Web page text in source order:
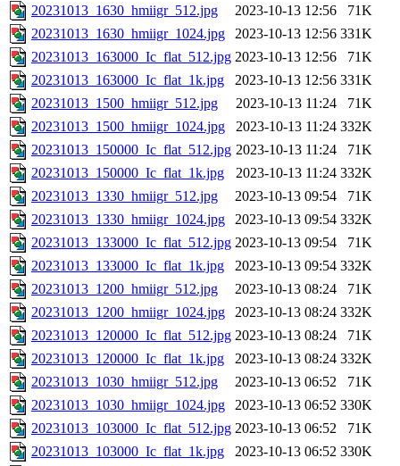
20231013_1630_hmiigr_512.jpg
2023-10-13 12:56
71K
20231013_1630_hmiigr_1024.jpg
2023-10-13 12:56 331K
20231013_163000_Ic_flat_512.jpg 2023-10-13 12:56
71K
20231013_163000_Ic_flat_1k.jpg
2023-10-13 12:56 331K
20231013_1500_hmiigr_512.jpg
2023-10-13 11:24
71K
20231013_1500_hmiigr_1024.jpg
2023-10-13 11:24 332K
20231013_150000_Ic_flat_512.jpg 2023-10-13 11:24
71K
20231013_150000_Ic_flat_1k.jpg
2023-10-13 11:24 332K
20231013_1330_hmiigr_512.jpg
2023-10-13 09:54
71K
20231013_1330_hmiigr_1024.jpg
2023-10-13 09:54 332K
20231013_133000_Ic_flat_512.jpg 2023-10-13 09:54
71K
20231013_133000_Ic_flat_1k.jpg
2023-10-13 09:54 332K
20231013_1200_hmiigr_512.jpg
2023-10-13 08:24
71K
20231013_1200_hmiigr_1024.jpg
2023-10-13 08:24 332K
20231013_120000_Ic_flat_512.jpg 2023-10-13 08:24
71K
20231013_120000_Ic_flat_1k.jpg
2023-10-13 08:24 332K
20231013_1030_hmiigr_512.jpg
2023-10-13 06:52
71K
20231013_1030_hmiigr_1024.jpg
2023-10-13 06:52 330K
20231013_103000_Ic_flat_512.jpg 2023-10-13 06:52
71K
20231013_103000_Ic_flat_1k.jpg
2023-10-13 06:52 330K